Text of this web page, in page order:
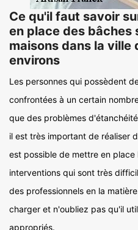
Ce qu'il faut savoir
en place des bâches
maisons dans la ville
environs
Les personnes qui possèdent
confrontées à un certain
que des problèmes
il est très important de réaliser
est possible de mettre en place
interventions qui sont très
des professionnels en la
charger et n'oubliez pas qu'il
appropriés.